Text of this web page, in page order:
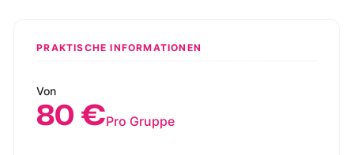
PRAKTISCHE INFORMATIONEN
Von
80 €Pro Gruppe